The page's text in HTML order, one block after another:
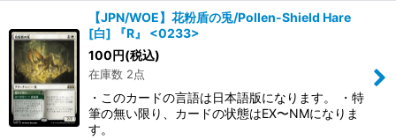
【JPN/WOE】花粉盾の兎/Pollen-Shield Hare
[白] 『R』 <0233>
100円(税込)
在庫数 2点
・このカードの言語は日本語版になります。 ・特
筆の無い限り、カードの状態はEX〜NMになりま
す。